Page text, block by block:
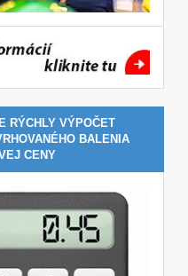
RÝCHLY VÝPOČET
BALENIA
CENY